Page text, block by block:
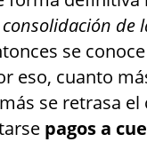
consolidación de
se
eso, cuanto
se retrasa
pagos a